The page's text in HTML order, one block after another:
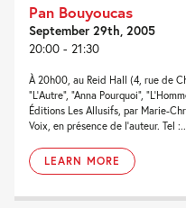
Pan Bouyoucas
September 29th, 2005
20:00 - 21:30
À 20h00, au Reid Hall (4, rue de
“L’Autre“, “Anna Pourquoi“,
Éditions Les Allusifs, par Marie-
Voix, en présence de l’auteur. Tel
LEARN MORE